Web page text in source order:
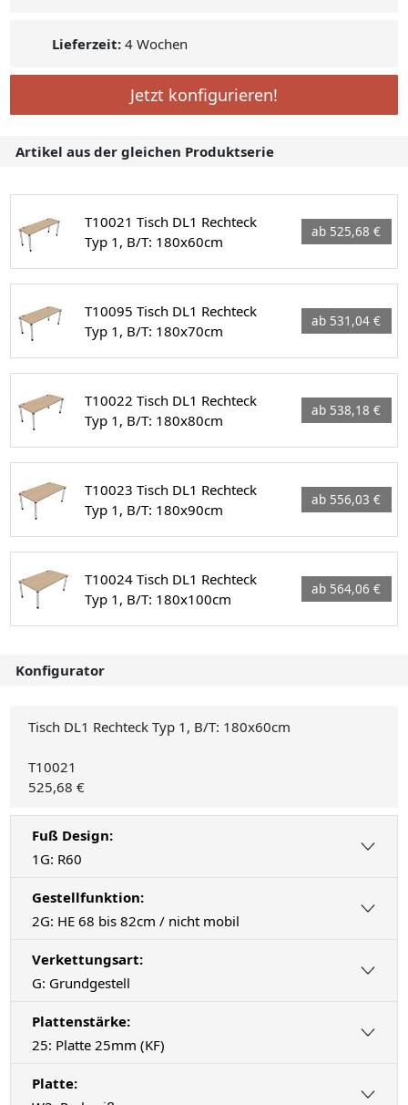
Lieferzeit: 4 Wochen
Jetzt konfigurieren!
Artikel aus der gleichen Produktserie
T10021 Tisch DL1 Rechteck
Typ 1, B/T: 180x60cm
ab 525,68 €
T10095 Tisch DL1 Rechteck
Typ 1, B/T: 180x70cm
ab 531,04 €
T10022 Tisch DL1 Rechteck
Typ 1, B/T: 180x80cm
ab 538,18 €
T10023 Tisch DL1 Rechteck
Typ 1, B/T: 180x90cm
ab 556,03 €
T10024 Tisch DL1 Rechteck
Typ 1, B/T: 180x100cm
ab 564,06 €
Konfigurator
Tisch DL1 Rechteck Typ 1, B/T: 180x60cm
T10021
525,68 €
Fuß Design:
1G: R60
Gestellfunktion:
2G: HE 68 bis 82cm / nicht mobil
Verkettungsart:
G: Grundgestell
Plattenstärke:
25: Platte 25mm (KF)
Platte: